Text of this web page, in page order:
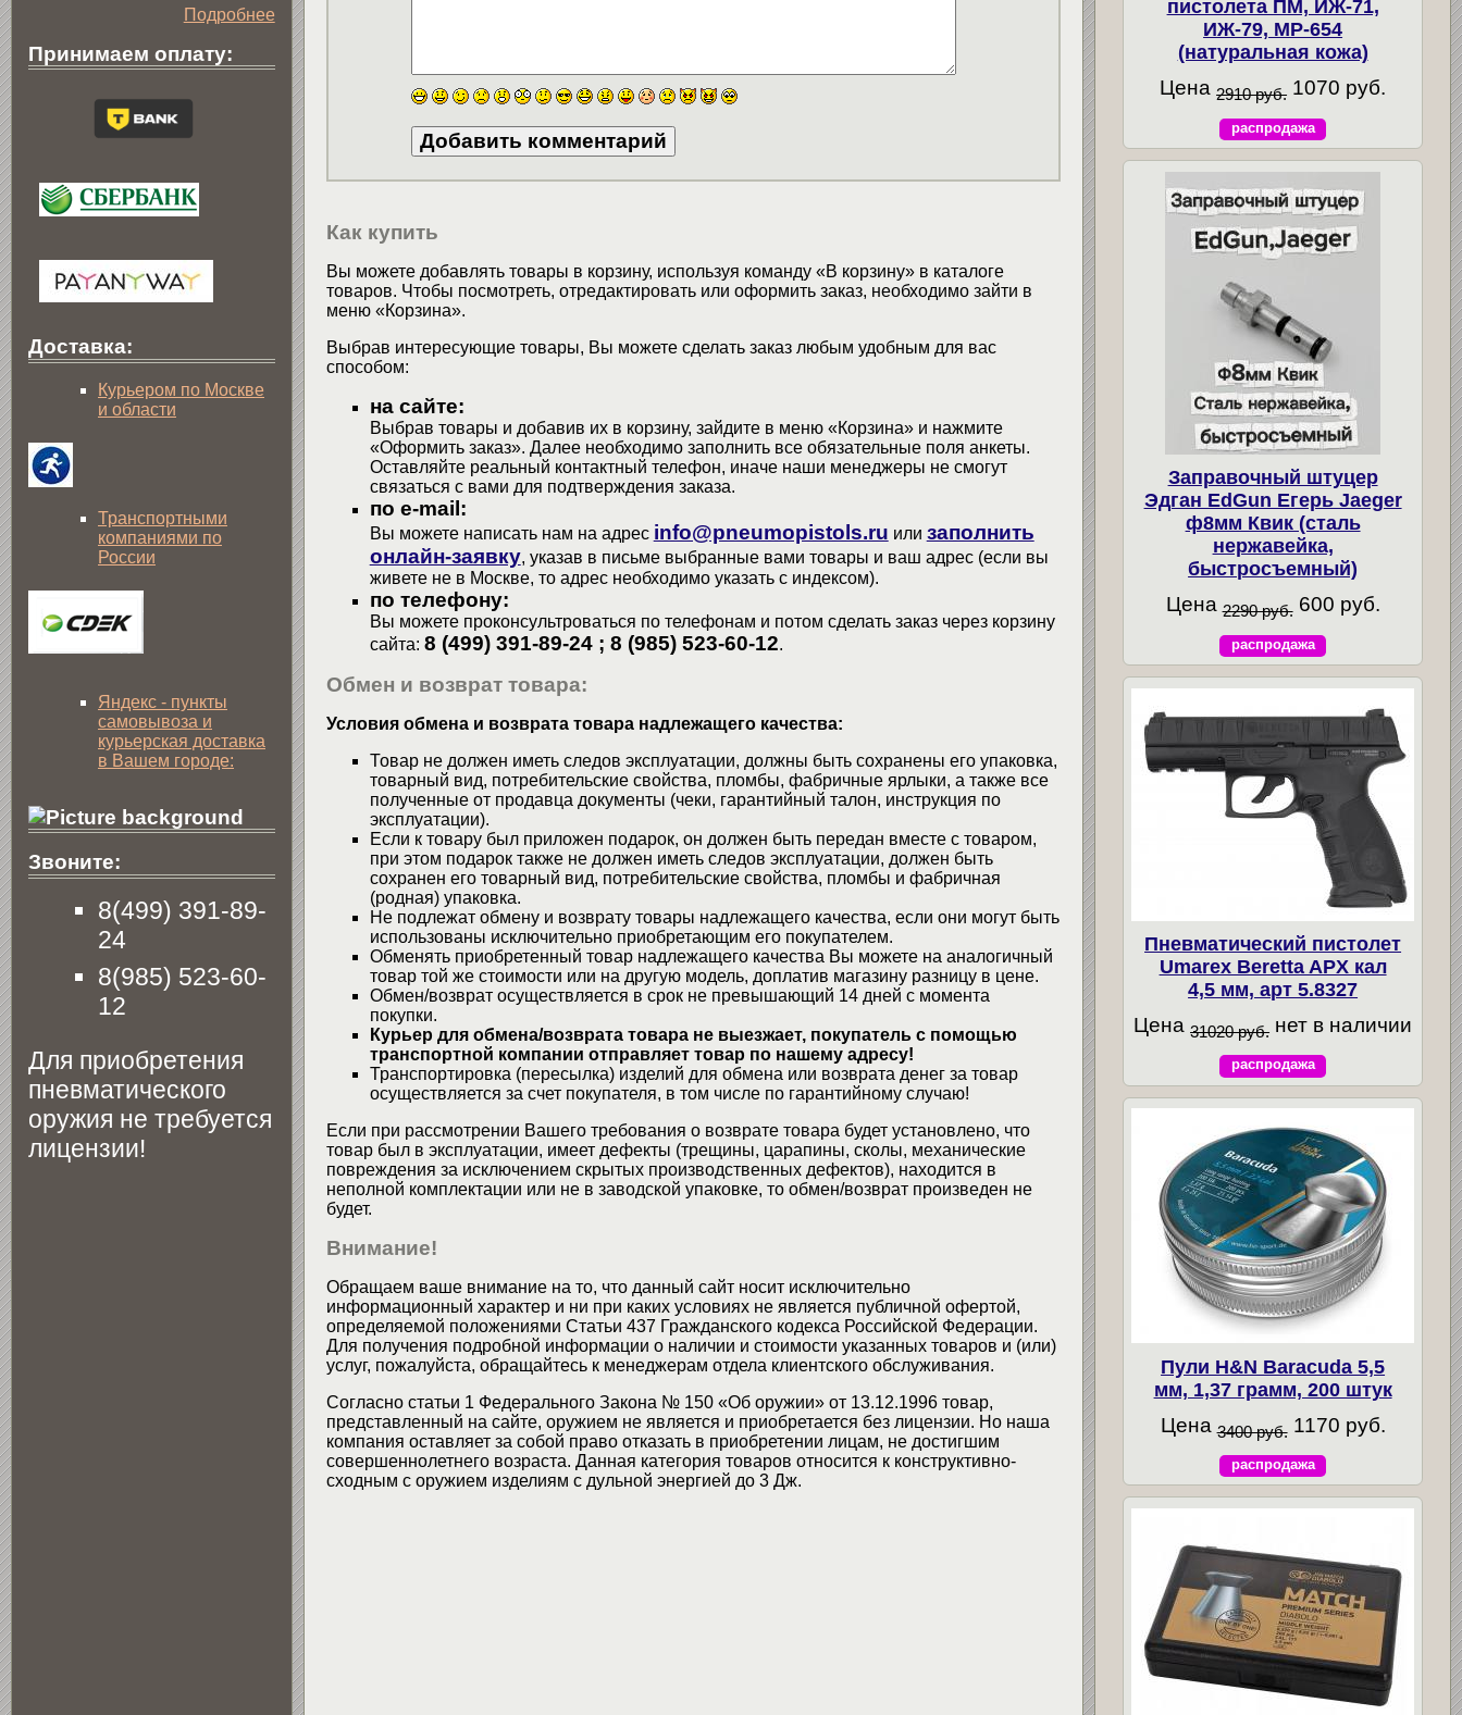
Как купить
Вы можете добавлять товары в корзину, используя команду «В корзину» в каталоге
товаров. Чтобы посмотреть, отредактировать или оформить заказ, необходимо зайти в
меню «Корзина».
Выбрав интересующие товары, Вы можете сделать заказ любым удобным для вас
способом:
на сайте:
Выбрав товары и добавив их в корзину, зайдите в меню «Корзина» и нажмите
«Оформить заказ». Далее необходимо заполнить все обязательные поля анкеты.
Оставляйте реальный контактный телефон, иначе наши менеджеры не смогут
связаться с вами для подтверждения заказа.
по e-mail:
Вы можете написать нам на адрес info@pneumopistols.ru или заполнить
онлайн-заявку, указав в письме выбранные вами товары и ваш адрес (если вы
живете не в Москве, то адрес необходимо указать с индексом).
по телефону:
Вы можете проконсультроваться по телефонам и потом сделать заказ через корзину
сайта: 8 (499) 391-89-24 ; 8 (985) 523-60-12.
Обмен и возврат товара:
Условия обмена и возврата товара надлежащего качества:
Товар не должен иметь следов эксплуатации, должны быть сохранены его упаковка,
товарный вид, потребительские свойства, пломбы, фабричные ярлыки, а также все
полученные от продавца документы (чеки, гарантийный талон, инструкция по
эксплуатации).
Если к товару был приложен подарок, он должен быть передан вместе с товаром,
при этом подарок также не должен иметь следов эксплуатации, должен быть
сохранен его товарный вид, потребительские свойства, пломбы и фабричная
(родная) упаковка.
Не подлежат обмену и возврату товары надлежащего качества, если они могут быть
использованы исключительно приобретающим его покупателем.
Обменять приобретенный товар надлежащего качества Вы можете на аналогичный
товар той же стоимости или на другую модель, доплатив магазину разницу в цене.
Обмен/возврат осуществляется в срок не превышающий 14 дней с момента
покупки.
Курьер для обмена/возврата товара не выезжает, покупатель с помощью
транспортной компании отправляет товар по нашему адресу!
Транспортировка (пересылка) изделий для обмена или возврата денег за товар
осуществляется за счет покупателя, в том числе по гарантийному случаю!
Если при рассмотрении Вашего требования о возврате товара будет установлено, что
товар был в эксплуатации, имеет дефекты (трещины, царапины, сколы, механические
повреждения за исключением скрытых производственных дефектов), находится в
неполной комплектации или не в заводской упаковке, то обмен/возврат произведен не
будет.
Внимание!
Обращаем ваше внимание на то, что данный сайт носит исключительно
информационный характер и ни при каких условиях не является публичной офертой,
определяемой положениями Статьи 437 Гражданского кодекса Российской Федерации.
Для получения подробной информации о наличии и стоимости указанных товаров и (или)
услуг, пожалуйста, обращайтесь к менеджерам отдела клиентского обслуживания.
Согласно статьи 1 Федерального Закона № 150 «Об оружии» от 13.12.1996 товар,
представленный на сайте, оружием не является и приобретается без лицензии. Но наша
компания оставляет за собой право отказать в приобретении лицам, не достигшим
совершеннолетнего возраста. Данная категория товаров относится к конструктивно-
сходным с оружием изделиям с дульной энергией до 3 Дж.
Подробнее
Принимаем оплату:
Доставка:
Курьером по Москве
и области
Транспортными
компаниями по
России
Яндекс - пункты
самовывоза и
курьерская доставка
в Вашем городе:
Звоните:
8(499) 391-89-
24
8(985) 523-60-
12
Для приобретения
пневматического
оружия не требуется
лицензии!
пистолета ПМ, ИЖ-71,
ИЖ-79, МР-654
(натуральная кожа)
Цена 2910 руб. 1070 руб.
распродажа
Заправочный штуцер
Эдган EdGun Егерь Jaeger
ф8мм Квик (сталь
нержавейка,
быстросъемный)
Цена 2290 руб. 600 руб.
распродажа
Пневматический пистолет
Umarex Beretta APX кал
4,5 мм, арт 5.8327
Цена31020 руб. нет в наличии
распродажа
Пули H&N Baracuda 5,5
мм, 1,37 грамм, 200 штук
Цена 3400 руб. 1170 руб.
распродажа